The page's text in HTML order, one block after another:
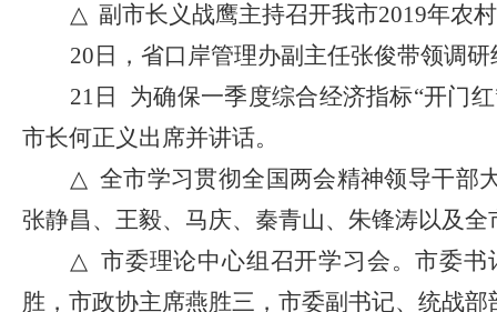
△ 副市长义战鹰主持召开我市2019年农
20日，省口岸管理办副主任张俊带领调
21日 为确保一季度综合经济指标“开门
市长何正义出席并讲话。
△ 全市学习贯彻全国两会精神领导干部
张静昌、王毅、马庆、秦青山、朱锋涛以及
△市委理论中心组召开学习会。市委
胜，市政协主席燕胜三，市委副书记、统战